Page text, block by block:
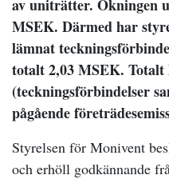
av uniträtter. Ökningen
MSEK. Därmed har
lämnat
totalt 2,03 MSEK.
(teckningsförbindelser
pågående
Styrelsen för Monivent
och erhöll godkännande